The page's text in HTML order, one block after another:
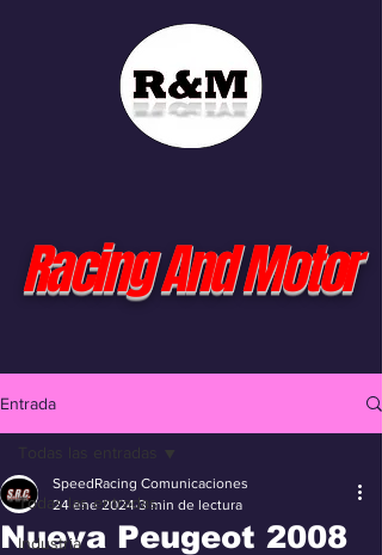
Racing And Motor
Entrada
Todas las entradas
Industria
Todas las entradas
Nueva Peugeot 2008
SpeedRacing Comunicaciones
24 ene 2024 3 min de lectura